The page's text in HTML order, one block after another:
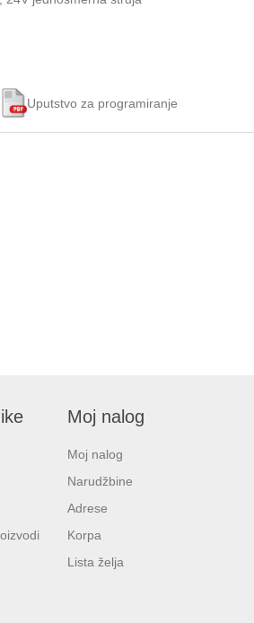
Uputstvo za programiranje
Moj nalog
Moj nalog
Narudžbine
Adrese
Korpa
Lista želja